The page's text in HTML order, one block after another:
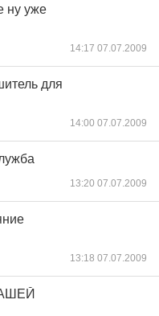
ну уже
14:17 07.07.2009
для
14:00 07.07.2009
13:20 07.07.2009
13:18 07.07.2009